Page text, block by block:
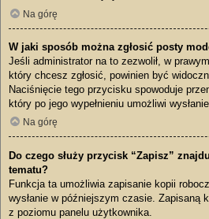
Na górę
W jaki sposób można zgłosić posty
Jeśli administrator na to zezwolił, w
który chcesz zgłosić, powinien być
Naciśnięcie tego przycisku spowoduje
który po jego wypełnieniu umożliwi
Na górę
Do czego służy przycisk “Zapisz”
tematu?
Funkcja ta umożliwia zapisanie kopii
wysłanie w późniejszym czasie. Zapisaną
z poziomu panelu użytkownika.